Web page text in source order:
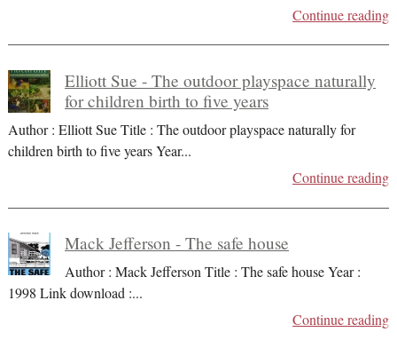
Continue reading
Elliott Sue - The outdoor playspace naturally
for children birth to five years
Author : Elliott Sue Title : The outdoor playspace naturally for
children birth to five years Year...
Continue reading
Mack Jefferson - The safe house
Author : Mack Jefferson Title : The safe house Year :
1998 Link download :...
Continue reading